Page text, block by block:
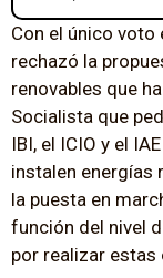
Con el único voto
rechazó la
renovables que
Socialista que
IBI, el ICIO y el
instalen energías
la puesta en
función del nivel
por realizar estas